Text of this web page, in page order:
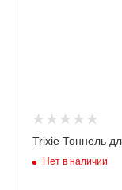
Trixie Тоннель
Нет в наличии